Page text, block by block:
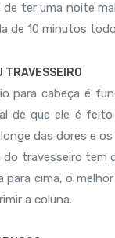
ter uma noite
de 10 minutos
TRAVESSEIRO
para cabeça é
de que ele é
das dores e
do travesseiro tem
para cima, o
a coluna.